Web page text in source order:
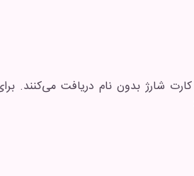
شارژ بدون نام دریافت می‌کنند.